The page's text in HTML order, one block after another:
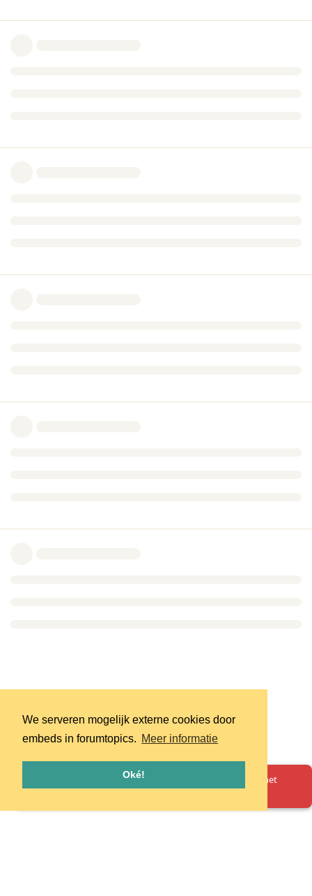
We serveren mogelijk externe cookies door
embeds in forumtopics. Meer informatie
Oké!
Oeps! Er is iets misgegaan. Herlaad de pagina en probeer het
opnieuw.